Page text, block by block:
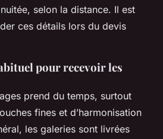
selon la distance. Il est
ces détails lors du devis
pour recevoir les
prend du temps, surtout
fines et d’harmonisation
les galeries sont livrées